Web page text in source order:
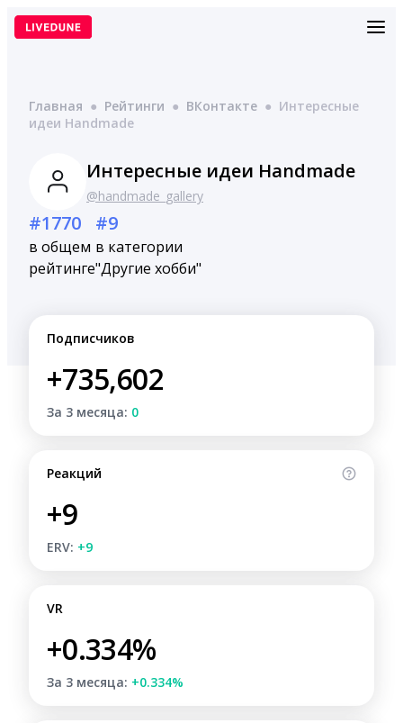
Перейти
Главная ● Рейтинги ● ВКонтакте ● Интересные
идеи Handmade
Интересные идеи Handmade
@handmade_gallery
#1770
в общем
рейтинге
#9
в категории
"Другие хобби"
Подписчиков
+735,602
За 3 месяца: 0
Реакций
+9
ERV: +9
VR
+0.334%
За 3 месяца: +0.334%